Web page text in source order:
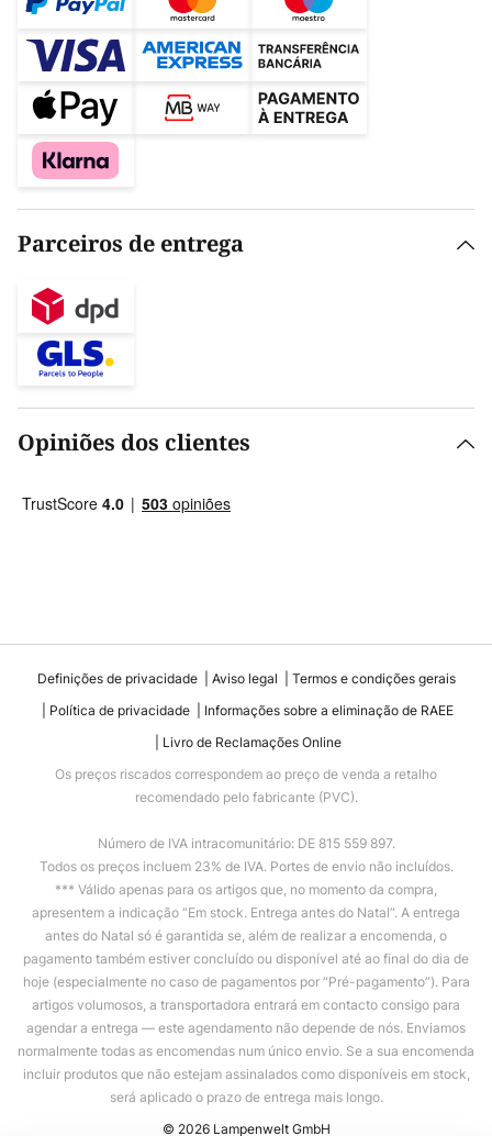
Parceiros de entrega
Opiniões dos clientes
Definições de privacidade Aviso legal
Termos e condições gerais
Política de privacidade
Informações sobre a eliminação de RAEE
Livro de Reclamações Online
Os preços riscados correspondem ao preço de venda a retalho
recomendado pelo fabricante (PVC).
Número de IVA intracomunitário: DE 815 559 897.
Todos os preços incluem 23% de IVA. Portes de envio não incluídos.
*** Válido apenas para os artigos que, no momento da compra,
apresentem a indicação “Em stock. Entrega antes do Natal”. A entrega
antes do Natal só é garantida se, além de realizar a encomenda, o
pagamento também estiver concluído ou disponível até ao final do dia de
hoje (especialmente no caso de pagamentos por “Pré-pagamento”). Para
artigos volumosos, a transportadora entrará em contacto consigo para
agendar a entrega — este agendamento não depende de nós. Enviamos
normalmente todas as encomendas num único envio. Se a sua encomenda
incluir produtos que não estejam assinalados como disponíveis em stock,
será aplicado o prazo de entrega mais longo.
© 2026 Lampenwelt GmbH